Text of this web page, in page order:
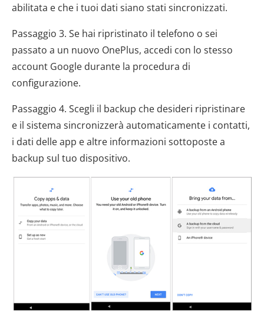
abilitata e che i tuoi dati siano stati sincronizzati.
Passaggio 3. Se hai ripristinato il telefono o sei
passato a un nuovo OnePlus, accedi con lo stesso
account Google durante la procedura di
configurazione.
Passaggio 4. Scegli il backup che desideri ripristinare
e il sistema sincronizzerà automaticamente i contatti,
i dati delle app e altre informazioni sottoposte a
backup sul tuo dispositivo.